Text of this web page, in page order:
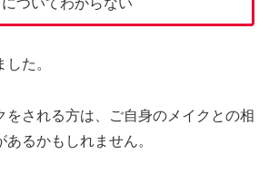
ついてわからない
た。
をされる方は、ご自身のメイクとの相
るかもしれません。